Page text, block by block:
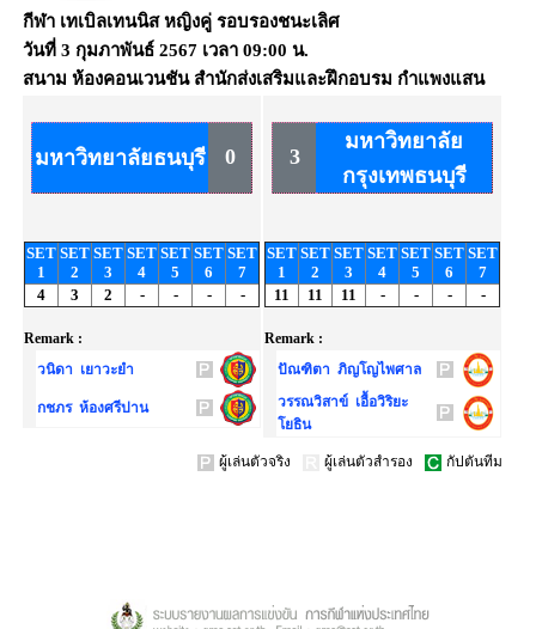
กีฬา เทเบิลเทนนิส หญิงคู่ รอบรองชนะเลิศ
วันที่ 3 กุมภาพันธ์ 2567 เวลา 09:00 น.
สนาม ห้องคอนเวนชัน สำนักส่งเสริมและฝึกอบรม กำแพงแสน
มหาวิทยาลัยธนบุรี 0
SET
1
SET
2
SET
3
SET
4
SET
5
SET
6
SET
7
4
3 2 - - - -
Remark :
วนิดา เยาวะยำ
กชภร ห้องศรีปาน
3
มหาวิทยาลัย
กรุงเทพธนบุรี
SET
1
SET
2
SET
3
SET
4
SET
5
SET
6
SET
7
11
11 11 - - - -
Remark :
ปัณฑิตา ภิญโญไพศาล
วรรณวิสาข์ เอื้อวิริยะ
โยธิน
ผู้เล่นตัวจริง ผู้เล่นตัวสำรอง กัปตันทีม